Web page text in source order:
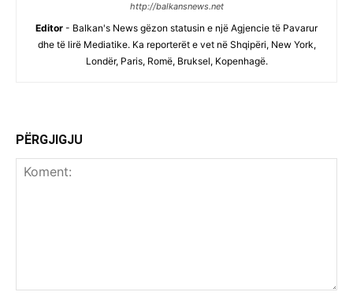
http://balkansnews.net
Editor - Balkan's News gëzon statusin e një Agjencie të Pavarur
dhe të lirë Mediatike. Ka reporterët e vet në Shqipëri, New York,
Londër, Paris, Romë, Bruksel, Kopenhagë.
PËRGJIGJU